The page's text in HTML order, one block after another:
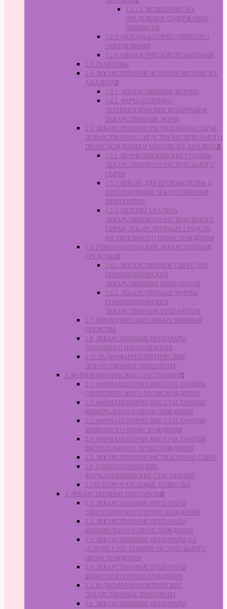
1.2.2.2. ИСПЫТАНИЕ НА
ПРЕДЕЛЬНОЕ СОДЕРЖАНИЕ
ПРИМЕСЕЙ
1.2.3. МЕТОДЫ КОЛИЧЕСТВЕННОГО
ОПРЕДЕЛЕНИЯ
1.2.4. БИОЛОГИЧЕСКИЕ ИСПЫТАНИЯ
1.3. РЕАКТИВЫ
1.4. ЛЕКАРСТВЕННЫЕ ФОРМЫ И МЕТОДЫ ИХ
АНАЛИЗА
1.4.1. ЛЕКАРСТВЕННЫЕ ФОРМЫ
1.4.2. ФАРМАЦЕВТИКО-
ТЕХНОЛОГИЧЕСКИЕ ИСПЫТАНИЯ
ЛЕКАРСТВЕННЫХ ФОРМ
1.5. ЛЕКАРСТВЕННОЕ РАСТИТЕЛЬНОЕ СЫРЬЁ,
ЛЕКАРСТВЕННЫЕ СРЕДСТВА РАСТИТЕЛЬНОГО
ПРОИСХОЖДЕНИЯ И МЕТОДЫ ИХ АНАЛИЗА
1.5.1. МОРФОЛОГИЧЕСКИЕ ГРУППЫ
ЛЕКАРСТВЕННОГО РАСТИТЕЛЬНОГО
СЫРЬЯ
1.5.2. МАСЛА ДЛЯ ПРОИЗВОДСТВА И
ИЗГОТОВЛЕНИЯ ЛЕКАРСТВЕННЫХ
ПРЕПАРАТОВ
1.5.3. МЕТОДЫ АНАЛИЗА
ЛЕКАРСТВЕННОГО РАСТИТЕЛЬНОГО
СЫРЬЯ, ЛЕКАРСТВЕННЫХ СРЕДСТВ
РАСТИТЕЛЬНОГО ПРОИСХОЖДЕНИЯ
1.6. ГОМЕОПАТИЧЕСКИЕ ЛЕКАРСТВЕННЫЕ
СРЕДСТВА
1.6.1. ЛЕКАРСТВЕННОЕ СЫРЬЁ ДЛЯ
ГОМЕОПАТИЧЕСКИХ
ЛЕКАРСТВЕННЫХ ПРЕПАРАТОВ
1.6.2. ЛЕКАРСТВЕННЫЕ ФОРМЫ
ГОМЕОПАТИЧЕСКИХ
ЛЕКАРСТВЕННЫХ ПРЕПАРАТОВ
1.7. БИОЛОГИЧЕСКИЕ ЛЕКАРСТВЕННЫЕ
СРЕДСТВА
1.8. ЛЕКАРСТВЕННЫЕ ПРЕПАРАТЫ
АПТЕЧНОГО ИЗГОТОВЛЕНИЯ
1.11. РАДИОФАРМАЦЕВТИЧЕСКИЕ
ЛЕКАРСТВЕННЫЕ ПРЕПАРАТЫ
2. ФАРМАЦЕВТИЧЕСКИЕ СУБСТАНЦИИ
2.1. ФАРМАЦЕВТИЧЕСКИЕ СУБСТАНЦИИ
СИНТЕТИЧЕСКОГО ПРОИСХОЖДЕНИЯ
2.2. ФАРМАЦЕВТИЧЕСКИЕ СУБСТАНЦИИ
МИНЕРАЛЬНОГО ПРОИСХОЖДЕНИЯ
2.3. ФАРМАЦЕВТИЧЕСКИЕ СУБСТАНЦИИ
ЖИВОТНОГО ПРОИСХОЖДЕНИЯ
2.4. ФАРМАЦЕВТИЧЕСКИЕ СУБСТАНЦИИ
РАСТИТЕЛЬНОГО ПРОИСХОЖДЕНИЯ
2.5. ЛЕКАРСТВЕННОЕ РАСТИТЕЛЬНОЕ СЫРЬЁ
2.6. ГОМЕОПАТИЧЕСКИЕ
ФАРМАЦЕВТИЧЕСКИЕ СУБСТАНЦИИ
2.7 ВСПОМОГАТЕЛЬНЫЕ ВЕЩЕСТВА
3. ЛЕКАРСТВЕННЫЕ ПРЕПАРАТЫ
3.1. ЛЕКАРСТВЕННЫЕ ПРЕПАРАТЫ
СИНТЕТИЧЕСКОГО ПРОИСХОЖДЕНИЯ
3.2. ЛЕКАРСТВЕННЫЕ ПРЕПАРАТЫ
МИНЕРАЛЬНОГО ПРОИСХОЖДЕНИЯ
3.3. ЛЕКАРСТВЕННЫЕ ПРЕПАРАТЫ НА
ОСНОВЕ СУБСТАНЦИЙ РАСТИТЕЛЬНОГО
ПРОИСХОЖДЕНИЯ
3.4. ЛЕКАРСТВЕННЫЕ ПРЕПАРАТЫ
ЖИВОТНОГО ПРОИСХОЖДЕНИЯ
3.5. РАДИОФАРМАЦЕВТИЧЕСКИЕ
ЛЕКАРСТВЕННЫЕ ПРЕПАРАТЫ
3.6. ЛЕКАРСТВЕННЫЕ ПРЕПАРАТЫ